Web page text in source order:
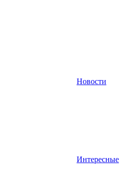
Новости
Интересные